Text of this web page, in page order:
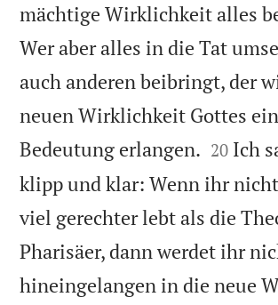
mächtige Wirklichkeit alles
Wer aber alles in die Tat
auch anderen beibringt, der
neuen Wirklichkeit Gottes
Bedeutung erlangen. 

20 Ich
klipp und klar: Wenn ihr
viel gerechter lebt als die
Pharisäer, dann werdet ihr
hineingelangen in die neue